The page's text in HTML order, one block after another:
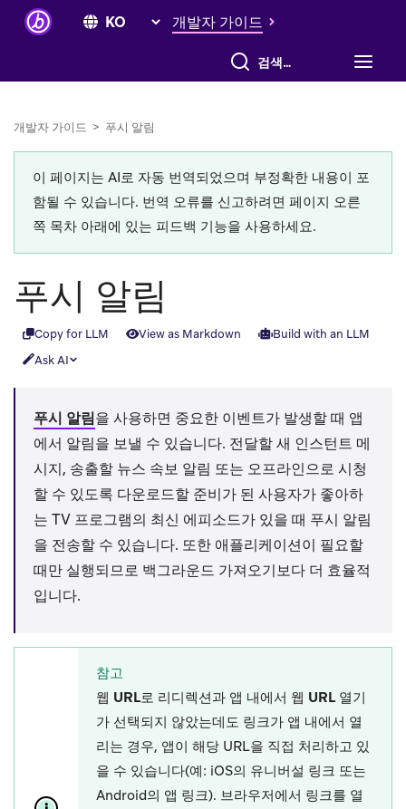
개발자 가이드
전체 검색
개발자 가이드 > 푸시 알림
이 페이지는 AI로 자동 번역되었으며 부정확한 내용이 포
함될 수 있습니다. 번역 오류를 신고하려면 페이지 오른
쪽 목차 아래에 있는 피드백 기능을 사용하세요.
푸시 알림
Copy for LLM View as Markdown
Build with an LLM
Ask AI
푸시 알림을 사용하면 중요한 이벤트가 발생할 때 앱
에서 알림을 보낼 수 있습니다. 전달할 새 인스턴트 메
시지, 송출할 뉴스 속보 알림 또는 오프라인으로 시청
할 수 있도록 다운로드할 준비가 된 사용자가 좋아하
는 TV 프로그램의 최신 에피소드가 있을 때 푸시 알림
을 전송할 수 있습니다. 또한 애플리케이션이 필요할
때만 실행되므로 백그라운드 가져오기보다 더 효율적
입니다.
참고
웹 URL로 리디렉션과 앱 내에서 웹 URL 열기
가 선택되지 않았는데도 링크가 앱 내에서 열
리는 경우, 앱이 해당 URL을 직접 처리하고 있
을 수 있습니다(예: iOS의 유니버설 링크 또는
Android의 앱 링크). 브라우저에서 링크를 열